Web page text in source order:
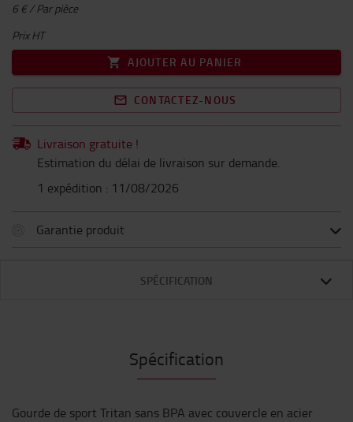
6 € / Par pièce
Prix HT
AJOUTER AU PANIER
CONTACTEZ-NOUS
Livraison gratuite !
Estimation du délai de livraison sur demande.
1 expédition : 11/08/2026
Garantie produit
SPÉCIFICATION
Spécification
Gourde de sport Tritan sans BPA avec couvercle en acier